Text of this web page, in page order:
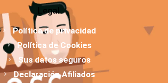
Legal
Política de privacidad
Política de Cookies
Sus datos seguros
Declaración Afiliados